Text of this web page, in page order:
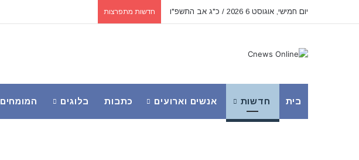
יום חמישי, אוגוסט 6 2026 / כ"ג אב התשפ"ו חדשות מתפרצות
בית חדשות אנשים וארועים כתבות בלוגים המומחים